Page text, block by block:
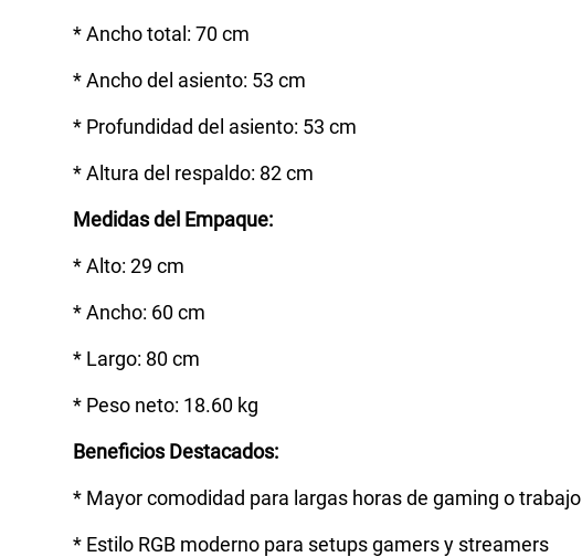
* Ancho total: 70 cm
* Ancho del asiento: 53 cm
* Profundidad del asiento: 53 cm
* Altura del respaldo: 82 cm
Medidas del Empaque:
* Alto: 29 cm
* Ancho: 60 cm
* Largo: 80 cm
* Peso neto: 18.60 kg
Beneficios Destacados:
* Mayor comodidad para largas horas de gaming o trabajo
* Estilo RGB moderno para setups gamers y streamers